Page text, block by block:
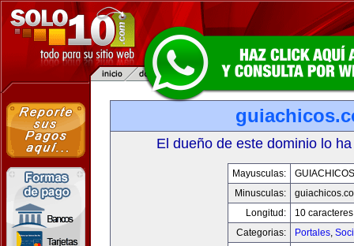
El dueño de este dominio lo
Mayusculas:
Minusculas:
Longitud:
10 caracteres
Categorias:
Portales,